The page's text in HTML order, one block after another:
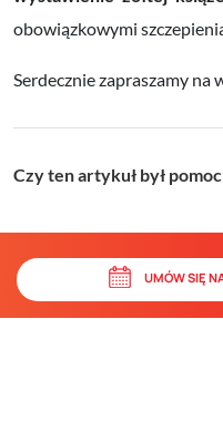
obowiązkowymi
Serdecznie zapraszamy na
Czy ten artykuł był
UMÓW SIĘ